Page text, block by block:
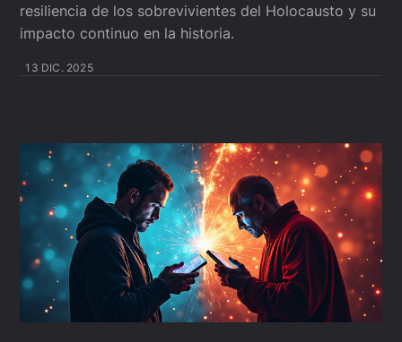
resiliencia de los sobrevivientes del Holocausto y su
impacto continuo en la historia.
13 DIC. 2025